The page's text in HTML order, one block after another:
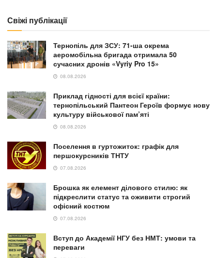
Свіжі публікації
Тернопіль для ЗСУ: 71-ша окрема
аеромобільна бригада отримала 50
сучасних дронів «Vyriy Pro 15»
08.08.2026
Приклад гідності для всієї країни:
тернопільський Пантеон Героїв формує нову
культуру військової пам’яті
08.08.2026
Поселення в гуртожиток: графік для
першокурсників ТНТУ
07.08.2026
Брошка як елемент ділового стилю: як
підкреслити статус та оживити строгий
офісний костюм
07.08.2026
Вступ до Академії НГУ без НМТ: умови та
переваги